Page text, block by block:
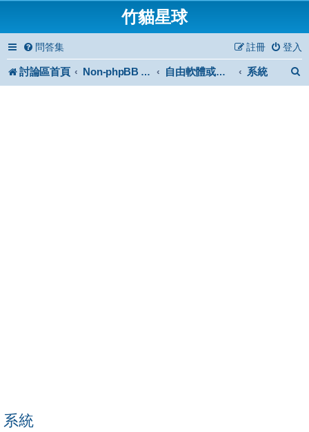
竹貓星球
問答集 登入
註冊
討論區首頁 Non-phpBB specific 自由軟體或免費軟體 系統
系統